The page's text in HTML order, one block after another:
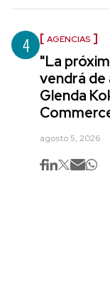
4 AGENCIAS
"La
vendrá
Glenda
agosto 5, 2026